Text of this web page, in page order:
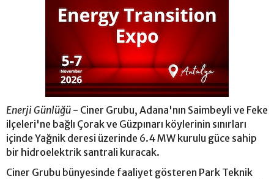
Enerji Günlüğü - Ciner Grubu, Adana'nın Saimbeyli ve Feke
ilçeleri'ne bağlı Çorak ve Güzpınarı köylerinin sınırları
içinde Yağnik deresi üzerinde 6.4 MW kurulu güce sahip
bir hidroelektrik santrali kuracak.
Ciner Grubu bünyesinde faaliyet gösteren Park Teknik